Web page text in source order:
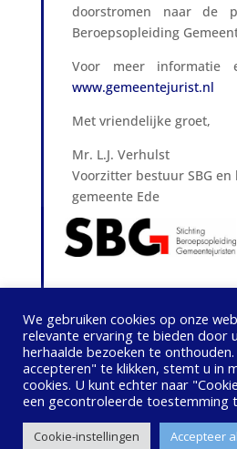
doorstromen naar de
Beroepsopleiding
Voor meer informatie
www.gemeentejurist.nl
Met vriendelijke groet,
Mr. L.J. Verhulst
Voorzitter bestuur SBG
gemeente Ede
Privacybeleid
© Vereniging Juridische
We gebruiken cookies op onze
relevante ervaring te bieden door
herhaalde bezoeken te
accepteren" te klikken, stemt u in
cookies. U kunt echter naar
een ​​gecontroleerde toestemming
Cookie-instellingen Accepteer